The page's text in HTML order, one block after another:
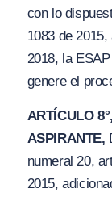
con lo
1083 de
2018, la
genere el
ARTÍCULO
ASPIRANTE,
numeral 20,
2015,